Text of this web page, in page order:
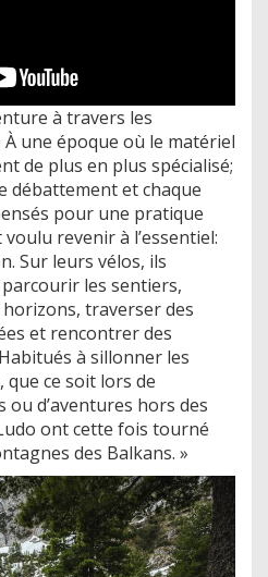
à travers les
une époque où le matériel
de plus en plus spécialisé;
débattement et chaque
pour une pratique
revenir à l’essentiel:
Sur leurs vélos, ils
les sentiers,
traverser des
et rencontrer des
à sillonner les
ce soit lors de
d’aventures hors des
ont cette fois tourné
des Balkans. »